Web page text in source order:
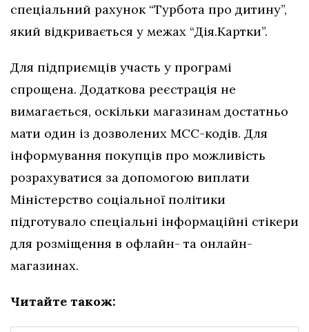
спеціальний рахунок “Турбота про дитину”,
який відкривається у межах “Дія.Картки”.
Для підприємців участь у програмі
спрощена. Додаткова реєстрація не
вимагається, оскільки магазинам достатньо
мати один із дозволених МСС-кодів. Для
інформування покупців про можливість
розрахуватися за допомогою виплати
Міністерство соціальної політики
підготувало спеціальні інформаційні стікери
для розміщення в офлайн- та онлайн-
магазинах.
Читайте також: